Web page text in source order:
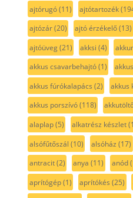
ajtórugó(11) ajtótartozék
ajtózár(20) ajtó érzékelő(13)
ajtóüveg(21) akksi (4)
akkus csavarbehajtó(1)
akkus fúrókalapács (2) akkus
akkus porszívó(118)
alaplap(5) alkatrész készlet
alsófűtőszál (10) alsóház (17)
antracit(2) anya (11) anód
aprítógép(1) aprítókés (25)